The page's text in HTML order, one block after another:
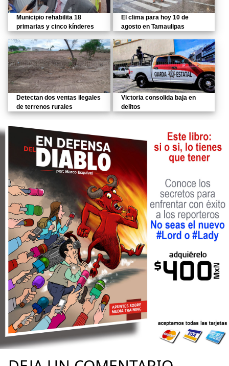
Municipio rehabilita 18
primarias y cinco kínderes
El clima para hoy 10 de
agosto en Tamaulipas
Detectan dos ventas ilegales
de terrenos rurales
Victoria consolida baja en
delitos